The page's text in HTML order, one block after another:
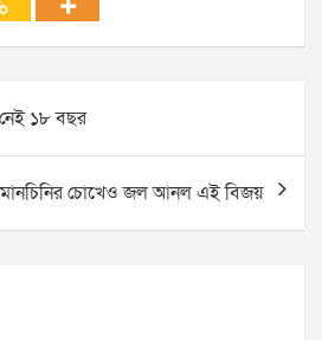
নেই ১৮ বছর
চোখেও জল আনল এই বিজয়